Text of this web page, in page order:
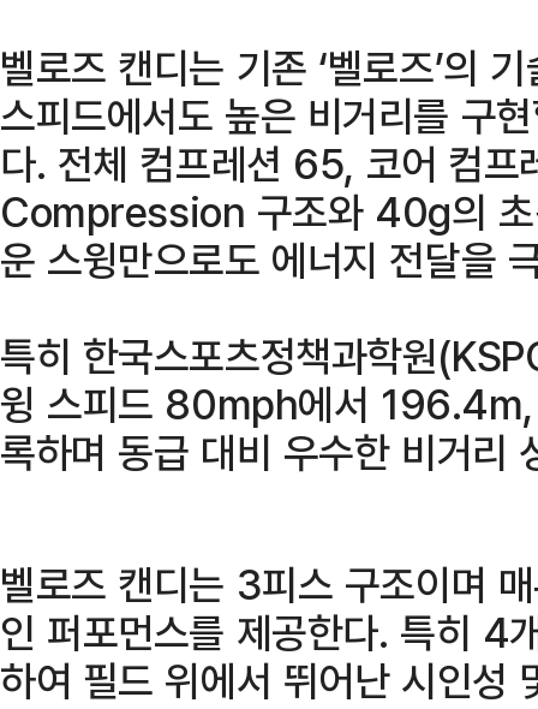
벨로즈 캔디는 기존 ‘벨로즈’의
스피드에서도 높은 비거리를 구
다. 전체 컴프레션 65, 코어 컴
Compression 구조와 40g의 초
운 스윙만으로도 에너지 전달을
특히 한국스포츠정책과학원
윙 스피드 80mph에서
록하며 동급 대비 우수한 비거리
벨로즈 캔디는 3피스 구조이며
인 퍼포먼스를 제공한다. 특히 4
하여 필드 위에서 뛰어난 시인성